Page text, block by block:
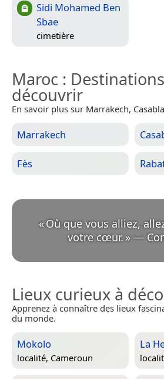
Sidi Mohamed Ben
Sbae
cimetière
Maroc :
découvrir
En savoir plus sur Marrakech,
Marrakech
Fès
«Où que vous alliez,
votre cœur. » —
Lieux curieux à
Apprenez à connaître des lieux
du monde.
Mokolo
localité, Cameroun
La